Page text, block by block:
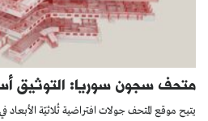
متحف سجون سوريا: التوثيق
يتيح موقع المتحف جولات افتراضية ثُلاثيّة